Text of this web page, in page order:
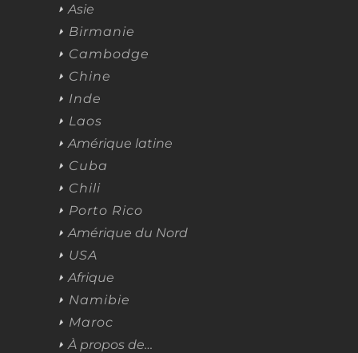
Asie
Birmanie
Cambodge
Chine
Inde
Laos
Amérique latine
Cuba
Chili
Porto Rico
Amérique du Nord
USA
Afrique
Namibie
Maroc
À propos de…